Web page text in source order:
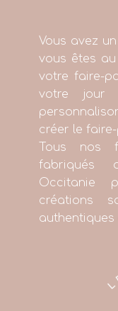
Vous avez
vous êtes
votre faire-
votre jour
créer le
Tous nos
fabriqués
Occitanie
créations